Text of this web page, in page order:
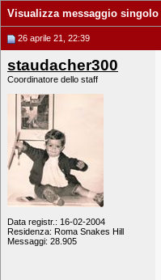
Visualizza messaggio singolo
26 aprile 21, 22:39
staudacher300
Coordinatore dello staff
Data registr.: 16-02-2004
Residenza: Roma Snakes Hill
Messaggi: 28.905